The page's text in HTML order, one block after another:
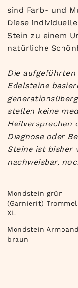
sind Farb- und
Diese
Stein zu einem
natürliche
Die aufgeführten
Edelsteine
stellen keine
Heilversprechen
Diagnose oder
Steine ist bisher
nachweisbar,
Mondstein grün
(Garnierit)
XL
Mondstein Armband
braun